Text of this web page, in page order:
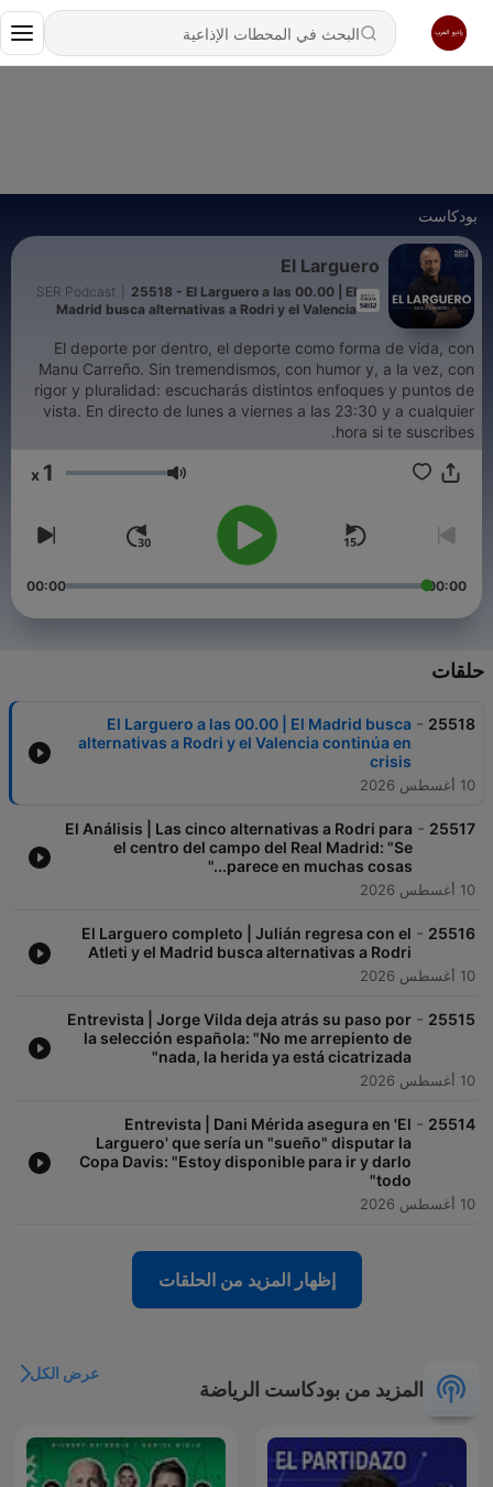
بودكاست
El Larguero
SER Podcast
25518 - El Larguero a las 00.00 | El
Madrid busca alternativas a Rodri y el Valencia
El deporte por dentro, el deporte como forma de vida, con
Manu Carreño. Sin tremendismos, con humor y, a la vez, con
rigor y pluralidad: escucharás distintos enfoques y puntos de
vista. En directo de lunes a viernes a las 23:30 y a cualquier
hora si te suscribes.
مستوى الصوت 1
00:00
00:00
حلقات
25518
-
El Larguero a las 00.00 | El Madrid busca
alternativas a Rodri y el Valencia continúa en
crisis
10 أغسطس 2026
25517
-
El Análisis | Las cinco alternativas a Rodri para
el centro del campo del Real Madrid: "Se
parece en muchas cosas..."
10 أغسطس 2026
25516
-
El Larguero completo | Julián regresa con el
Atleti y el Madrid busca alternativas a Rodri
10 أغسطس 2026
25515
-
Entrevista | Jorge Vilda deja atrás su paso por
la selección española: "No me arrepiento de
nada, la herida ya está cicatrizada"
10 أغسطس 2026
25514
-
Entrevista | Dani Mérida asegura en 'El
Larguero' que sería un "sueño" disputar la
Copa Davis: "Estoy disponible para ir y darlo
todo"
10 أغسطس 2026
إظهار المزيد من الحلقات
المزيد من بودكاست الرياضة
عرض الكل